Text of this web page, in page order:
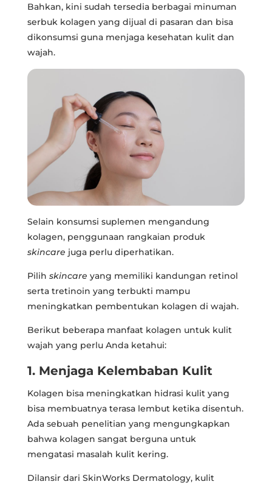
Bahkan, kini sudah tersedia berbagai minuman
serbuk kolagen yang dijual di pasaran dan bisa
dikonsumsi guna menjaga kesehatan kulit dan
wajah.
Selain konsumsi suplemen mengandung
kolagen, penggunaan rangkaian produk
skincare juga perlu diperhatikan.
Pilih skincare yang memiliki kandungan retinol
serta tretinoin yang terbukti mampu
meningkatkan pembentukan kolagen di wajah.
Berikut beberapa manfaat kolagen untuk kulit
wajah yang perlu Anda ketahui:
1. Menjaga Kelembaban Kulit
Kolagen bisa meningkatkan hidrasi kulit yang
bisa membuatnya terasa lembut ketika disentuh.
Ada sebuah penelitian yang mengungkapkan
bahwa kolagen sangat berguna untuk
mengatasi masalah kulit kering.
Dilansir dari SkinWorks Dermatology, kulit